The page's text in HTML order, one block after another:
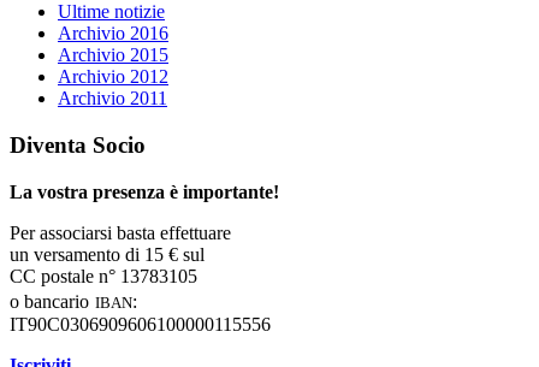
Ultime notizie
Archivio 2016
Archivio 2015
Archivio 2012
Archivio 2011
Diventa Socio
La vostra presenza è importante!
Per associarsi basta effettuare
un versamento di 15 € sul
CC postale n° 13783105
o bancario iban:
IT90C0306909606100000115556